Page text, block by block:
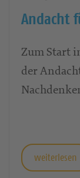
Andacht
Zum Start
der
weiterlesen